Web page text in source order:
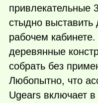
привлекательные
стыдно выставить
рабочем
деревянные
собрать без
Любопытно, что
Ugears включает